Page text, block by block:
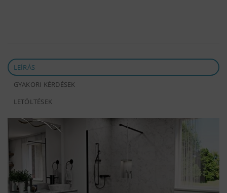
LEÍRÁS
GYAKORI KÉRDÉSEK
LETÖLTÉSEK